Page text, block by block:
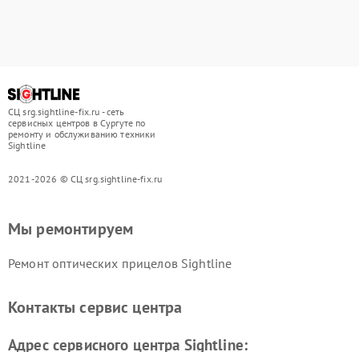
СЦ srg.sightline-fix.ru - сеть
сервисных центров в Сургуте по
ремонту и обслуживанию техники
Sightline
2021-2026 © СЦ srg.sightline-fix.ru
Мы ремонтируем
Ремонт оптических прицелов Sightline
Контакты сервис центра
Адрес сервисного центра Sightline: